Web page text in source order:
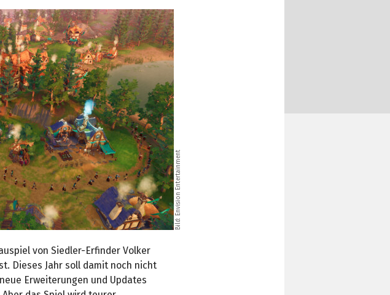
Bild: Envision Entertainment
von Siedler-Erfinder Volker
Dieses Jahr soll damit noch nicht
Erweiterungen und Updates